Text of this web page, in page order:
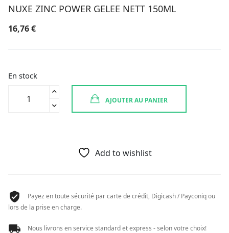
NUXE ZINC POWER GELEE NETT 150ML
16,76€
En stock
AJOUTER AU PANIER
Add to wishlist
Payez en toute sécurité par carte de crédit, Digicash / Payconiq ou
lors de la prise en charge.
Nous livrons en service standard et express - selon votre choix!